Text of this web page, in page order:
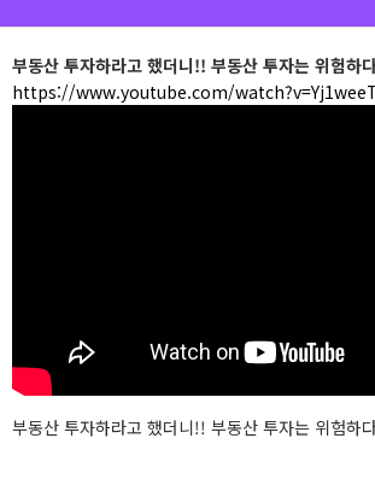
부동산 투자하라고 했더니!! 부동산 투자는 위험하
https://www.youtube.com/
부동산 투자하라고 했더니!! 부동산 투자는 위험하